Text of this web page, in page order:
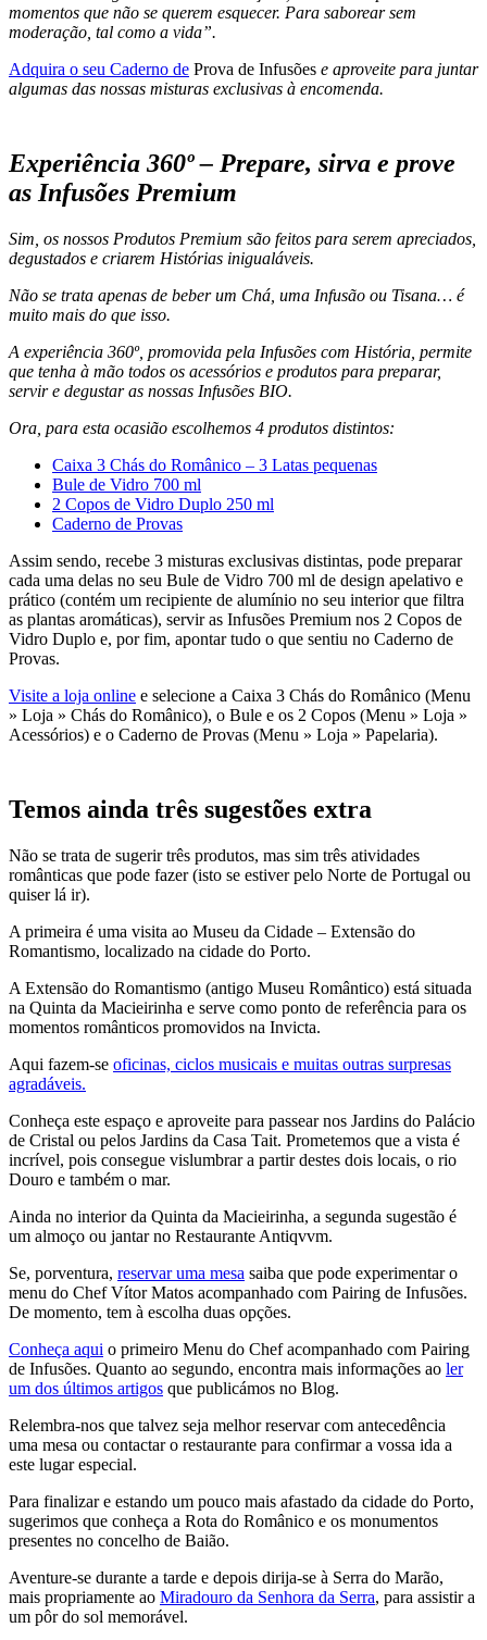
momentos que não se querem esquecer. Para saborear sem
moderação, tal como a vida”.
Adquira o seu Caderno de Prova de Infusões e aproveite para juntar
algumas das nossas misturas exclusivas à encomenda.
Experiência 360º – Prepare, sirva e prove
as Infusões Premium
Sim, os nossos Produtos Premium são feitos para serem apreciados,
degustados e criarem Histórias inigualáveis.
Não se trata apenas de beber um Chá, uma Infusão ou Tisana… é
muito mais do que isso.
A experiência 360º, promovida pela Infusões com História, permite
que tenha à mão todos os acessórios e produtos para preparar,
servir e degustar as nossas Infusões BIO.
Ora, para esta ocasião escolhemos 4 produtos distintos:
Caixa 3 Chás do Românico – 3 Latas pequenas
Bule de Vidro 700 ml
2 Copos de Vidro Duplo 250 ml
Caderno de Provas
Assim sendo, recebe 3 misturas exclusivas distintas, pode preparar
cada uma delas no seu Bule de Vidro 700 ml de design apelativo e
prático (contém um recipiente de alumínio no seu interior que filtra
as plantas aromáticas), servir as Infusões Premium nos 2 Copos de
Vidro Duplo e, por fim, apontar tudo o que sentiu no Caderno de
Provas.
Visite a loja online e selecione a Caixa 3 Chás do Românico (Menu
» Loja » Chás do Românico), o Bule e os 2 Copos (Menu » Loja »
Acessórios) e o Caderno de Provas (Menu » Loja » Papelaria).
Temos ainda três sugestões extra
Não se trata de sugerir três produtos, mas sim três atividades
românticas que pode fazer (isto se estiver pelo Norte de Portugal ou
quiser lá ir).
A primeira é uma visita ao Museu da Cidade – Extensão do
Romantismo, localizado na cidade do Porto.
A Extensão do Romantismo (antigo Museu Romântico) está situada
na Quinta da Macieirinha e serve como ponto de referência para os
momentos românticos promovidos na Invicta.
Aqui fazem-se oficinas, ciclos musicais e muitas outras surpresas
agradáveis.
Conheça este espaço e aproveite para passear nos Jardins do Palácio
de Cristal ou pelos Jardins da Casa Tait. Prometemos que a vista é
incrível, pois consegue vislumbrar a partir destes dois locais, o rio
Douro e também o mar.
Ainda no interior da Quinta da Macieirinha, a segunda sugestão é
um almoço ou jantar no Restaurante Antiqvvm.
Se, porventura, reservar uma mesa saiba que pode experimentar o
menu do Chef Vítor Matos acompanhado com Pairing de Infusões.
De momento, tem à escolha duas opções.
Conheça aqui o primeiro Menu do Chef acompanhado com Pairing
de Infusões. Quanto ao segundo, encontra mais informações ao ler
um dos últimos artigos que publicámos no Blog.
Relembra-nos que talvez seja melhor reservar com antecedência
uma mesa ou contactar o restaurante para confirmar a vossa ida a
este lugar especial.
Para finalizar e estando um pouco mais afastado da cidade do Porto,
sugerimos que conheça a Rota do Românico e os monumentos
presentes no concelho de Baião.
Aventure-se durante a tarde e depois dirija-se à Serra do Marão,
mais propriamente ao Miradouro da Senhora da Serra, para assistir a
um pôr do sol memorável.